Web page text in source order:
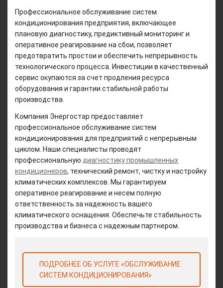
Профессиональное обслуживание систем
кондиционирования предприятия, включающее
плановую диагностику, предиктивный мониторинг и
оперативное реагирование на сбои, позволяет
предотвратить простои и обеспечить непрерывность
технологического процесса. Инвестиции в качественный
сервис окупаются за счет продления ресурса
оборудования и гарантии стабильной работы
производства.
Компания Энергостар предоставляет
профессиональное обслуживание систем
кондиционирования для предприятий с непрерывным
циклом. Наши специалисты проводят
профессиональную диагностику промышленных
кондиционеров, технический ремонт, чистку и настройку
климатических комплексов. Мы гарантируем
оперативное реагирование и несем полную
ответственность за надежность вашего
климатического оснащения. Обеспечьте стабильность
производства и бизнеса с надежным партнером.
ПОДРОБНЕЕ ОБ УСЛУГЕ «ОБСЛУЖИВАНИЕ
СИСТЕМ КОНДИЦИОНИРОВАНИЯ»